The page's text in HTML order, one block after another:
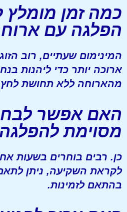
כמה זמן מומלץ
הפלגה עם
המינימום שעתיים, רוב
ארוכה יותר כדי ליהנות
מהארוחה ללא תחושת
האם אפשר
מסוימת
כן. רבים בוחרים בשעות
לקראת השקיעה, ניתן
בהתאם לזמינות.